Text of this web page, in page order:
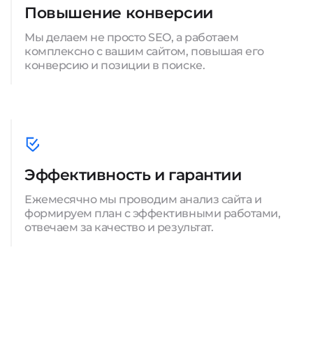
Повышение конверсии
Мы делаем не просто SEO, а работаем
комплексно с вашим сайтом, повышая его
конверсию и позиции в поиске.
Эффективность и гарантии
Ежемесячно мы проводим анализ сайта и
формируем план с эффективными работами,
отвечаем за качество и результат.